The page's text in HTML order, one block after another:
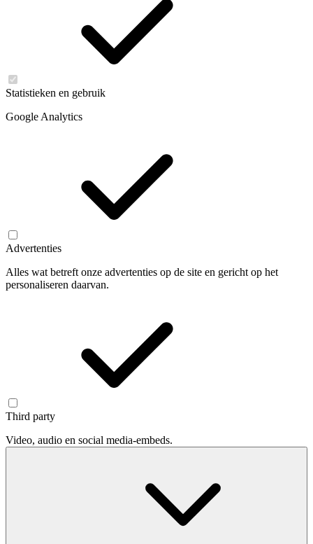
Statistieken en gebruik
Google Analytics
Advertenties
Alles wat betreft onze advertenties op de site en gericht op het
personaliseren daarvan.
Third party
Video, audio en social media-embeds.